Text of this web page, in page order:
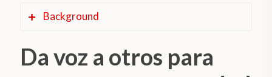
Background
Según cifras de la Dirección Nacional de
Migración de Argentina, el 2018 y el 2019
Da voz a otros para